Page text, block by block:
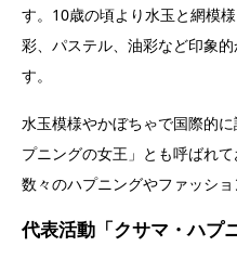
す。10歳の頃より水玉と網模
彩、パステル、油彩など印象
す。
水玉模様やかぼちゃで国際的
プニングの女王」とも呼ばれ
数々のハプニングやファッショ
代表活動「クサマ・ハプ